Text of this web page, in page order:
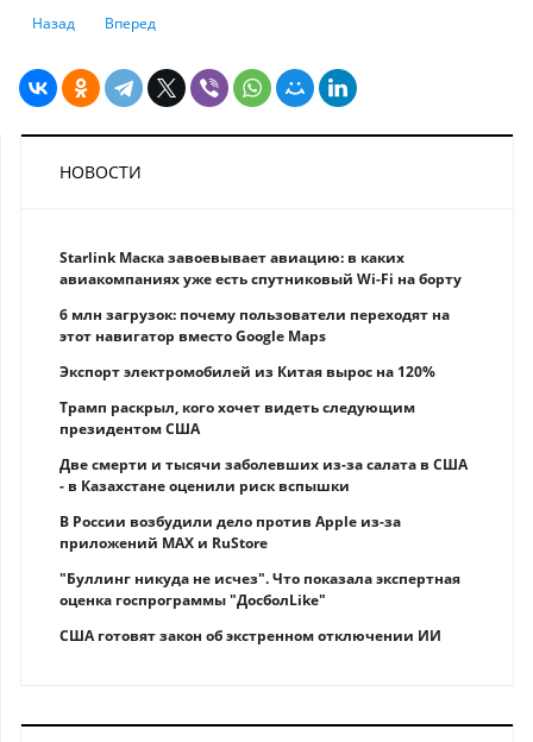
Предыдущий: Без дела прогадать: прогнозы краха экономики РФ
Назад Следующий: Повысить эффективность и экономическую
Вперед
НОВОСТИ
Starlink Маска завоевывает авиацию: в каких
авиакомпаниях уже есть спутниковый Wi-Fi на борту
6 млн загрузок: почему пользователи переходят на
этот навигатор вместо Google Maps
Экспорт электромобилей из Китая вырос на 120%
Трамп раскрыл, кого хочет видеть следующим
президентом США
Две смерти и тысячи заболевших из-за салата в США
- в Казахстане оценили риск вспышки
В России возбудили дело против Apple из-за
приложений MAX и RuStore
"Буллинг никуда не исчез". Что показала экспертная
оценка госпрограммы "ДосболLike"
США готовят закон об экстренном отключении ИИ